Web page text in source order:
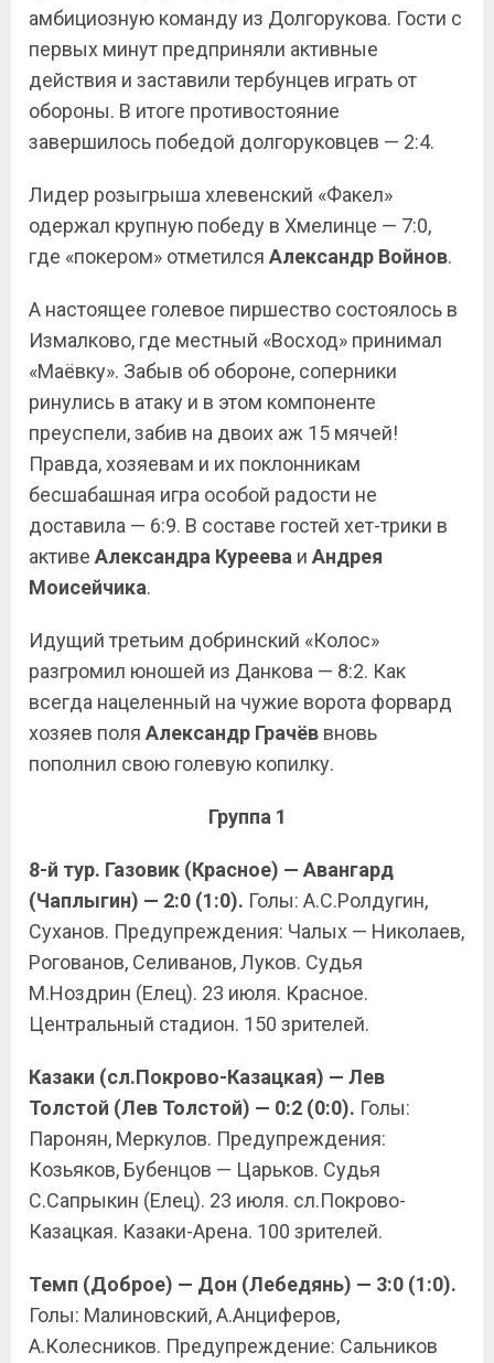
амбициозную команду из Долгорукова. Гости с
первых минут предприняли активные
действия и заставили тербунцев играть от
обороны. В итоге противостояние
завершилось победой долгоруковцев — 2:4.
Лидер розыгрыша хлевенский «Факел»
одержал крупную победу в Хмелинце — 7:0,
где «покером» отметился Александр Войнов.
А настоящее голевое пиршество состоялось в
Измалково, где местный «Восход» принимал
«Маёвку». Забыв об обороне, соперники
ринулись в атаку и в этом компоненте
преуспели, забив на двоих аж 15 мячей!
Правда, хозяевам и их поклонникам
бесшабашная игра особой радости не
доставила — 6:9. В составе гостей хет-трики в
активе Александра Куреева и Андрея
Моисейчика.
Идущий третьим добринский «Колос»
разгромил юношей из Данкова — 8:2. Как
всегда нацеленный на чужие ворота форвард
хозяев поля Александр Грачёв вновь
пополнил свою голевую копилку.
Группа 1
8-й тур. Газовик (Красное) — Авангард
(Чаплыгин) — 2:0 (1:0). Голы: А.С.Ролдугин,
Суханов. Предупреждения: Чалых — Николаев,
Рогованов, Селиванов, Луков. Судья
М.Ноздрин (Елец). 23 июля. Красное.
Центральный стадион. 150 зрителей.
Казаки (сл.Покрово-Казацкая) — Лев
Толстой (Лев Толстой) — 0:2 (0:0). Голы:
Паронян, Меркулов. Предупреждения:
Козьяков, Бубенцов — Царьков. Судья
С.Сапрыкин (Елец). 23 июля. сл.Покрово-
Казацкая. Казаки-Арена. 100 зрителей.
Темп (Доброе) — Дон (Лебедянь) — 3:0 (1:0).
Голы: Малиновский, А.Анциферов,
А.Колесников. Предупреждение: Сальников